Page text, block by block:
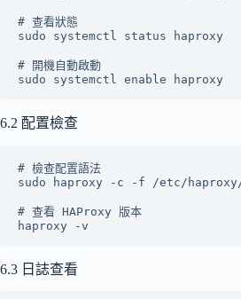
# 查看狀態
sudo systemctl status haproxy
# 開機自動啟動
6.2 配置檢查
# 檢查配置語法
sudo haproxy -c -f /etc/
# 查看 HAProxy 版本
6.3 日誌查看